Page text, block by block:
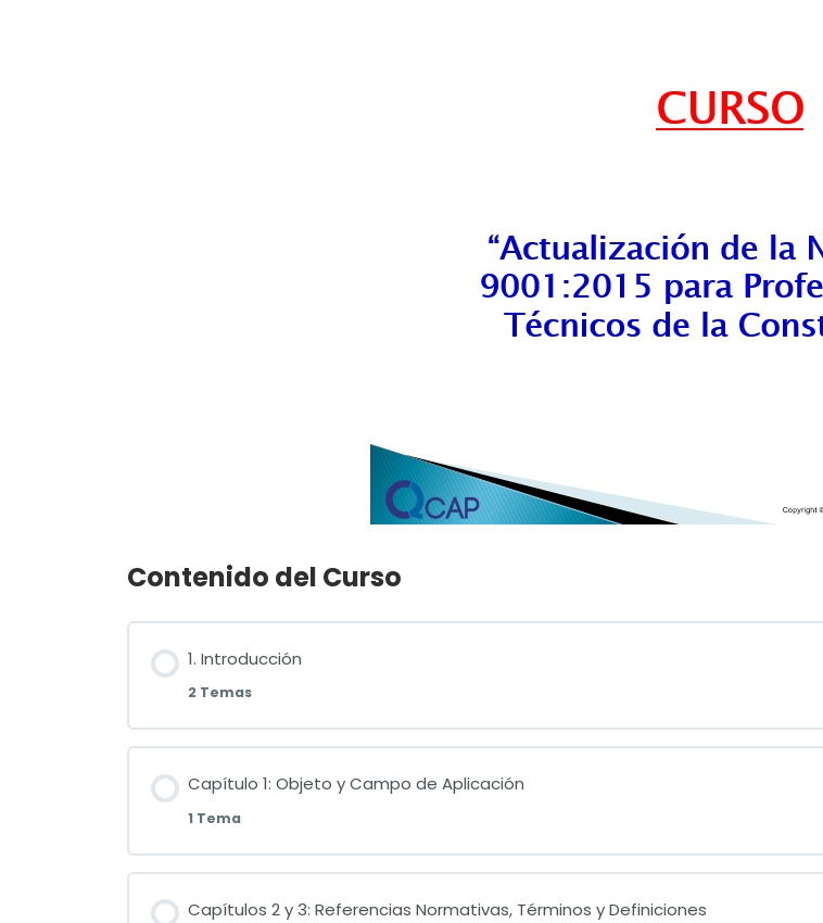
Contenido del Curso
1. Introducción
2 Temas
Capítulo 1: Objeto y Campo de Aplicación
1 Tema
Capítulos 2 y 3: Referencias Normativas, Términos y Definiciones